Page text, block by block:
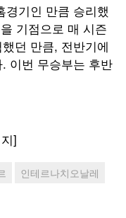
경기인 만큼 승리했
기점으로 매 시즌
던 만큼, 전반기에
이번 무승부는 후반
]
인테르나치오날레